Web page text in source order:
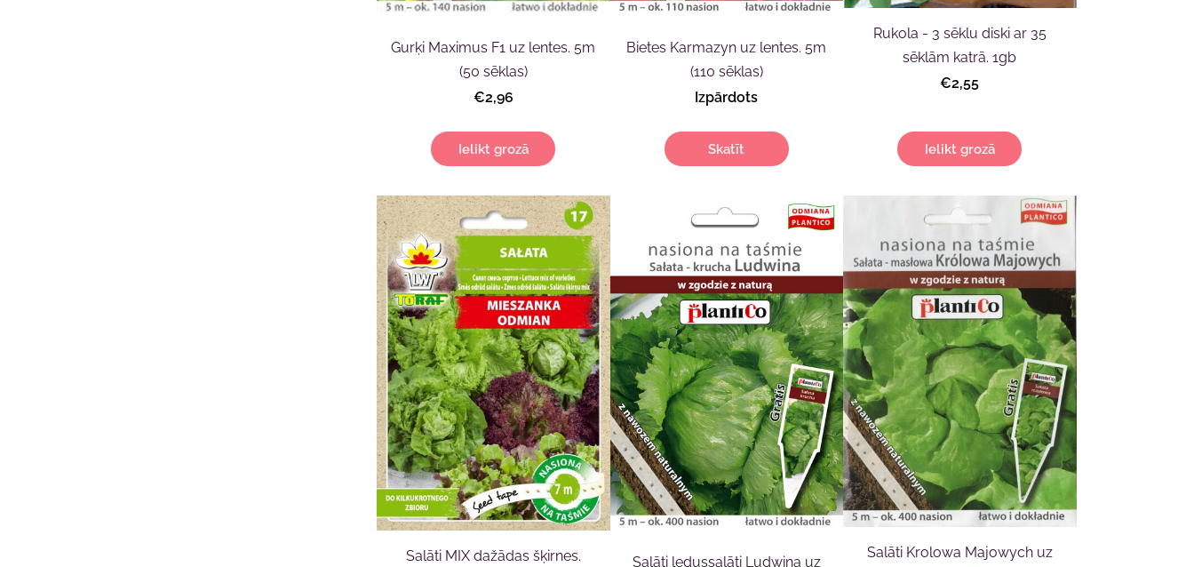
Gurķi Maximus F1 uz lentes. 5m
(50 sēklas)
€2,96
Ielikt grozā
Bietes Karmazyn uz lentes. 5m
(110 sēklas)
Izpārdots
Skatīt
Rukola - 3 sēklu diski ar 35
sēklām katrā. 1gb
€2,55
Ielikt grozā
Salāti MIX dažādas šķirnes.
Salāti ledussalāti Ludwina uz
Salāti Krolowa Majowych uz